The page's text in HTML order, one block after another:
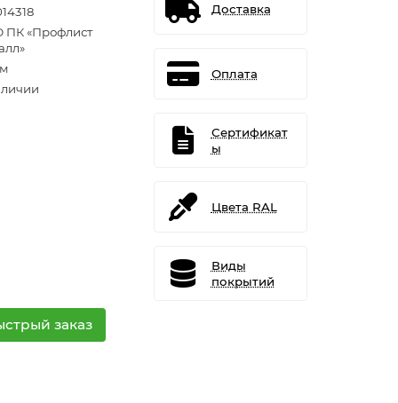
«Профлист
заказ
Доставка
Оплата
Сертификат
ы
Цвета RAL
Виды
покрытий